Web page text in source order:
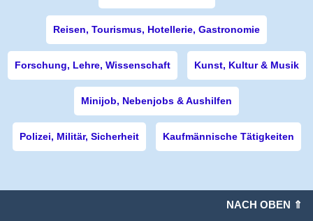
Reisen, Tourismus, Hotellerie, Gastronomie
Forschung, Lehre, Wissenschaft Kunst, Kultur & Musik
Minijob, Nebenjobs & Aushilfen
Polizei, Militär, Sicherheit Kaufmännische Tätigkeiten
NACH OBEN ⇑